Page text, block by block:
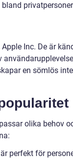
Inc. De är
en sömlös
olika behov
perfekt för